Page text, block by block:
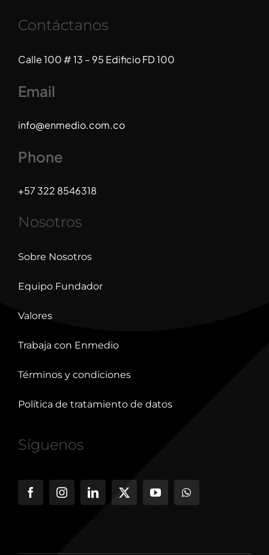
Contáctanos
Calle 100 # 13 – 95 Edificio FD 100
Email
info@enmedio.com.co
Phone
+57 322 8546318
Nosotros
Sobre Nosotros
Equipo Fundador
Valores
Trabaja con Enmedio
Términos y condiciones
Política de tratamiento de datos
Síguenos